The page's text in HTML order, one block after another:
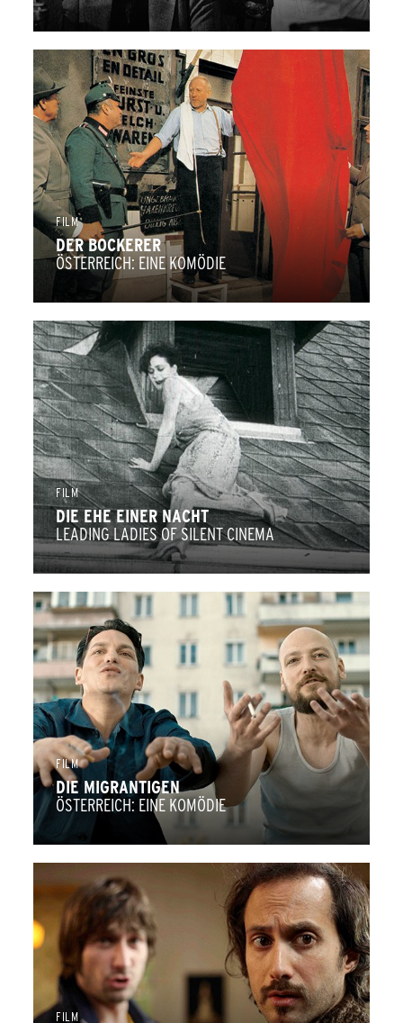
FILM
DER BOCKERER
ÖSTERREICH: EINE KOMÖDIE
FILM
DIE EHE EINER NACHT
LEADING LADIES OF SILENT CINEMA
FILM
DIE MIGRANTIGEN
ÖSTERREICH: EINE KOMÖDIE
FILM